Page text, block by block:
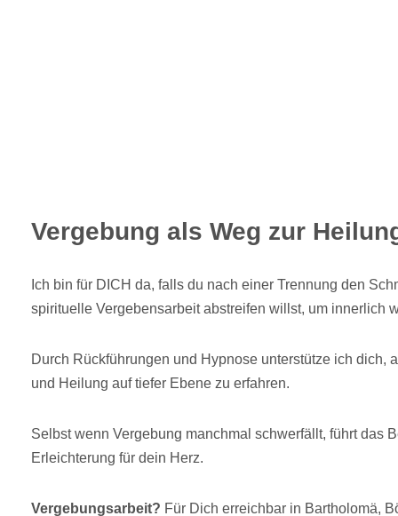
Vergebung als Weg zur
Ich bin für DICH da, falls du nach einer Trennung den
spirituelle Vergebensarbeit abstreifen willst, um innerlich
Durch Rückführungen und Hypnose unterstütze ich dich,
und Heilung auf tiefer Ebene zu erfahren.
Selbst wenn Vergebung manchmal schwerfällt, führt das
Erleichterung für dein Herz.
Vergebungsarbeit? Für Dich erreichbar in Bartholomä,